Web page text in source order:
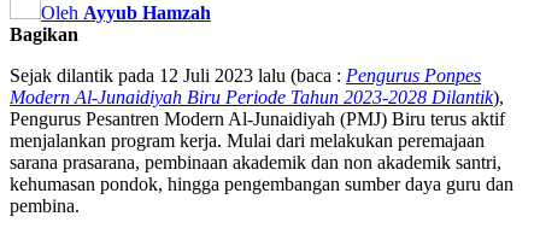
Oleh Ayyub Hamzah
Bagikan
Sejak dilantik pada 12 Juli 2023 lalu (baca : Pengurus Ponpes
Modern Al-Junaidiyah Biru Periode Tahun 2023-2028 Dilantik),
Pengurus Pesantren Modern Al-Junaidiyah (PMJ) Biru terus aktif
menjalankan program kerja. Mulai dari melakukan peremajaan
sarana prasarana, pembinaan akademik dan non akademik santri,
kehumasan pondok, hingga pengembangan sumber daya guru dan
pembina.